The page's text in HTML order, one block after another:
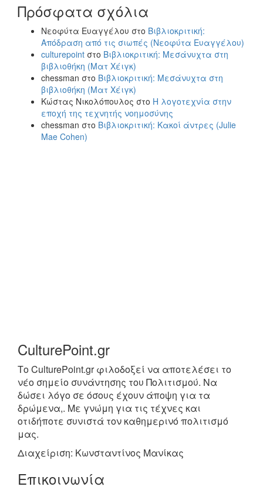
Πρόσφατα σχόλια
Νεοφύτα Ευαγγέλου στο Βιβλιοκριτική:
Απόδραση από τις σιωπές (Νεοφύτα Ευαγγέλου)
culturepoint στο Βιβλιοκριτική: Μεσάνυχτα στη
βιβλιοθήκη (Ματ Χέιγκ)
chessman στο Βιβλιοκριτική: Μεσάνυχτα στη
βιβλιοθήκη (Ματ Χέιγκ)
Κώστας Νικολόπουλος στο Η λογοτεχνία στην
εποχή της τεχνητής νοημοσύνης
chessman στο Βιβλιοκριτική: Κακοί άντρες (Julie
Mae Cohen)
CulturePoint.gr
Το CulturePoint.gr φιλοδοξεί να αποτελέσει το
νέο σημείο συνάντησης του Πολιτισμού. Να
δώσει λόγο σε όσους έχουν άποψη για τα
δρώμενα,. Με γνώμη για τις τέχνες και
οτιδήποτε συνιστά τον καθημερινό πολιτισμό
μας.
Διαχείριση: Κωνσταντίνος Μανίκας
Επικοινωνία